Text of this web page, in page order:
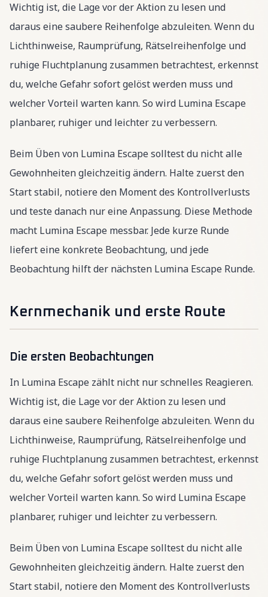
Wichtig ist, die Lage vor der Aktion zu lesen und
daraus eine saubere Reihenfolge abzuleiten. Wenn du
Lichthinweise, Raumprüfung, Rätselreihenfolge und
ruhige Fluchtplanung zusammen betrachtest, erkennst
du, welche Gefahr sofort gelöst werden muss und
welcher Vorteil warten kann. So wird Lumina Escape
planbarer, ruhiger und leichter zu verbessern.
Beim Üben von Lumina Escape solltest du nicht alle
Gewohnheiten gleichzeitig ändern. Halte zuerst den
Start stabil, notiere den Moment des Kontrollverlusts
und teste danach nur eine Anpassung. Diese Methode
macht Lumina Escape messbar. Jede kurze Runde
liefert eine konkrete Beobachtung, und jede
Beobachtung hilft der nächsten Lumina Escape Runde.
Kernmechanik und erste Route
Die ersten Beobachtungen
In Lumina Escape zählt nicht nur schnelles Reagieren.
Wichtig ist, die Lage vor der Aktion zu lesen und
daraus eine saubere Reihenfolge abzuleiten. Wenn du
Lichthinweise, Raumprüfung, Rätselreihenfolge und
ruhige Fluchtplanung zusammen betrachtest, erkennst
du, welche Gefahr sofort gelöst werden muss und
welcher Vorteil warten kann. So wird Lumina Escape
planbarer, ruhiger und leichter zu verbessern.
Beim Üben von Lumina Escape solltest du nicht alle
Gewohnheiten gleichzeitig ändern. Halte zuerst den
Start stabil, notiere den Moment des Kontrollverlusts